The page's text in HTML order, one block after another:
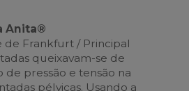
Anita®
de Frankfurt / Principal
queixavam-se de
de pressão e tensão na
pélvicas. Usando a